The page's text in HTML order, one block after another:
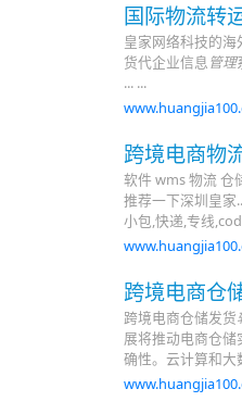
国际物流转
皇家网络科技的海
货代企业信息管理
... ...
跨境电商物
软件 wms 物流 仓
推荐一下深圳皇
小包,快递,专线
跨境电商仓
跨境电商仓储发货
展将推动电商仓
确性。云计算和大